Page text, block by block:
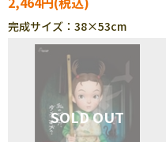
完成サイズ：38×53cm